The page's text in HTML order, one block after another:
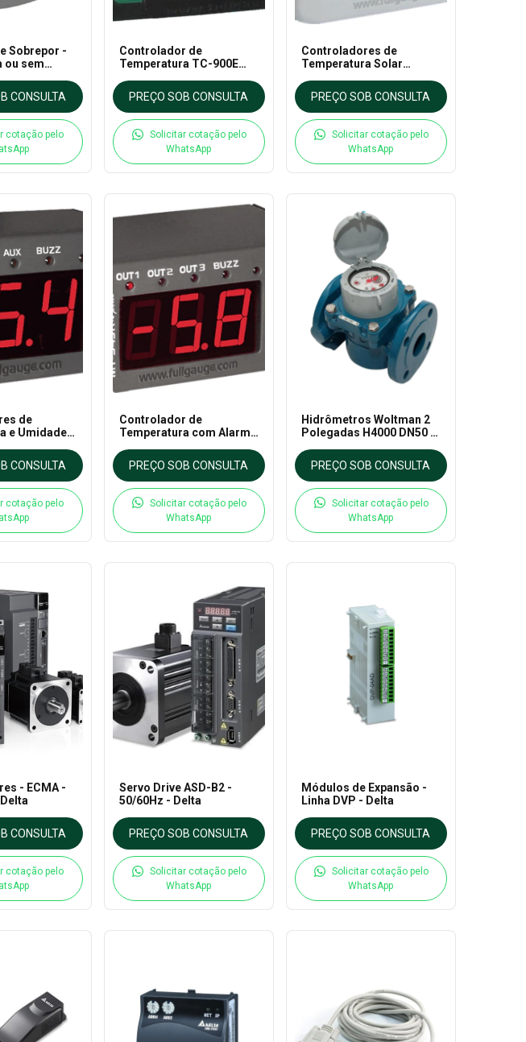
Sobrepor -
ou sem
CONSULTA
cotação pelo
Controlador de
Temperatura TC-900E
PREÇO SOB CONSULTA
Solicitar cotação pelo
WhatsApp
Controladores de
Temperatura Solar
PREÇO SOB CONSULTA
Solicitar cotação pelo
WhatsApp
de
e Umidade
CONSULTA
cotação pelo
Controlador de
Temperatura com Alarme
Gauge
PREÇO SOB CONSULTA
Solicitar cotação pelo
WhatsApp
Hidrômetros Woltman 2
Polegadas H4000 DN50 -
PREÇO SOB CONSULTA
Solicitar cotação pelo
WhatsApp
- ECMA -
CONSULTA
cotação pelo
Servo Drive ASD-B2 -
50/60Hz - Delta
PREÇO SOB CONSULTA
Solicitar cotação pelo
WhatsApp
Módulos de Expansão -
Linha DVP - Delta
PREÇO SOB CONSULTA
Solicitar cotação pelo
WhatsApp